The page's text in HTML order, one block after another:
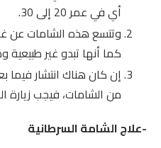
أي في عمر 20 إلى 30.
وتتسع هذه الشامات عن
كما أنها تبدو غير
إن كان هناك انتشار فيما
من الشامات، فيجب زيارة
-علاج الشامة السرطانية